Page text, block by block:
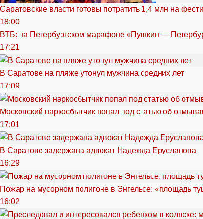
Саратовские власти готовы потратить 1,4 млн на
18:00
ВТБ: на Петербургском марафоне «Пушкин —
17:21
В Саратове на пляже утонул мужчина средних лет
17:09
Московский наркосбытчик попал под статью об
17:01
В Саратове задержана адвокат Надежда Ерусланова
16:29
Пожар на мусорном полигоне в Энгельсе: «площадь
16:02